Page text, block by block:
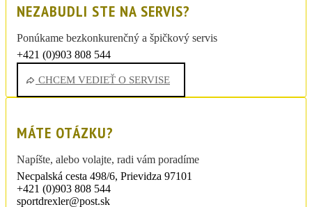
NEZABUDLI STE NA SERVIS?
Ponúkame bezkonkurenčný a špičkový servis
+421 (0)903 808 544
sportdrexler@post.sk
CHCEM VEDIEŤ O SERVISE
MÁTE OTÁZKU?
Napíšte, alebo volajte, radi vám poradíme
Necpalská cesta 498/6, Prievidza 97101
+421 (0)903 808 544
sportdrexler@post.sk